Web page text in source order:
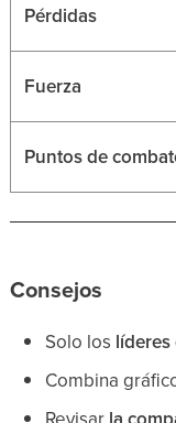
Pérdidas
Fuerza
Puntos de
Consejos
Solo los
Combina